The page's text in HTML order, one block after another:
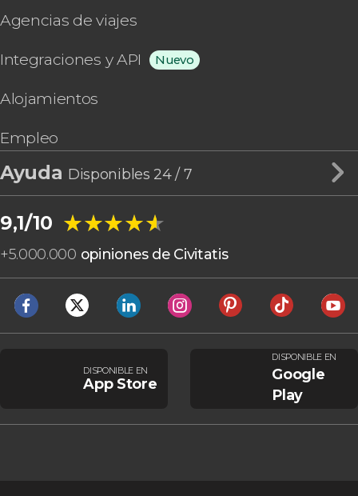
Agencias de viajes
Integraciones y API Nuevo
Alojamientos
Empleo
Ayuda Disponibles 24 / 7
9,1/10 ★★★★★
★★★★★
+5.000.000 opiniones de Civitatis
DISPONIBLE EN
App Store
DISPONIBLE EN
Google
Play